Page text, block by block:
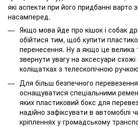
які аспекти при його придбанні варто
насамперед.
Якщо мова йде про кішок і собак
обійтися тим, щоб купити
перенесення. Ну а якщо це велика
звернути увагу на аксесуари схожі
коліщатках з телескопічною
Для більш безпечного
оснащуватися спеціальними
яких пластиковий бокс для
надійно зафіксувати в автомобілі
кріпленнях у громадському